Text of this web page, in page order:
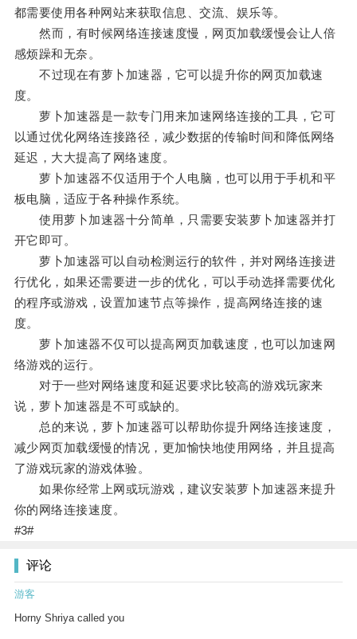
都需要使用各种网站来获取信息、交流、娱乐等。
然而，有时候网络连接速度慢，网页加载缓慢会让人倍
感烦躁和无奈。
不过现在有萝卜加速器，它可以提升你的网页加载速
度。
萝卜加速器是一款专门用来加速网络连接的工具，它可
以通过优化网络连接路径，减少数据的传输时间和降低网络
延迟，大大提高了网络速度。
萝卜加速器不仅适用于个人电脑，也可以用于手机和平
板电脑，适应于各种操作系统。
使用萝卜加速器十分简单，只需要安装萝卜加速器并打
开它即可。
萝卜加速器可以自动检测运行的软件，并对网络连接进
行优化，如果还需要进一步的优化，可以手动选择需要优化
的程序或游戏，设置加速节点等操作，提高网络连接的速
度。
萝卜加速器不仅可以提高网页加载速度，也可以加速网
络游戏的运行。
对于一些对网络速度和延迟要求比较高的游戏玩家来
说，萝卜加速器是不可或缺的。
总的来说，萝卜加速器可以帮助你提升网络连接速度，
减少网页加载缓慢的情况，更加愉快地使用网络，并且提高
了游戏玩家的游戏体验。
如果你经常上网或玩游戏，建议安装萝卜加速器来提升
你的网络连接速度。
#3#
评论
游客
Horny Shriya called you